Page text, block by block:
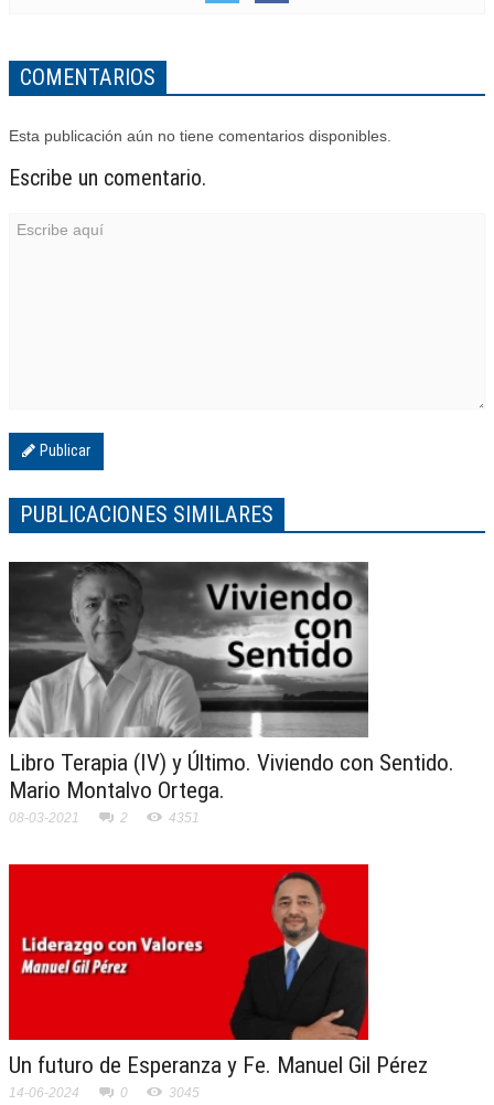
COMENTARIOS
Esta publicación aún no tiene comentarios disponibles.
Escribe un comentario.
Publicar
PUBLICACIONES SIMILARES
Libro Terapia (IV) y Último. Viviendo con Sentido.
Mario Montalvo Ortega.
08-03-2021 2 4351
Un futuro de Esperanza y Fe. Manuel Gil Pérez
14-06-2024 0 3045